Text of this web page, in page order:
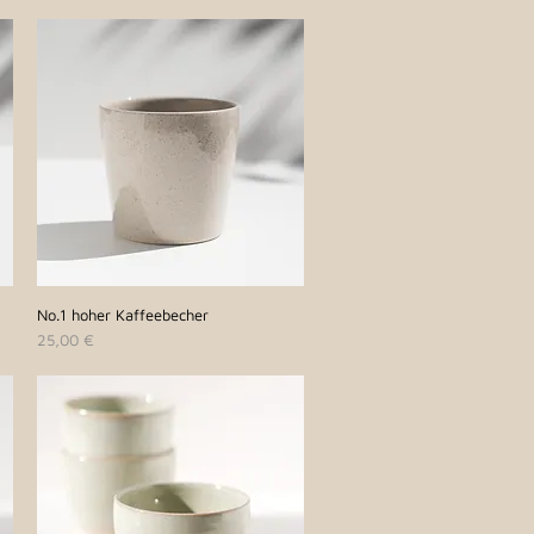
Schnellansicht
No.1 hoher Kaffeebecher
Preis
25,00 €